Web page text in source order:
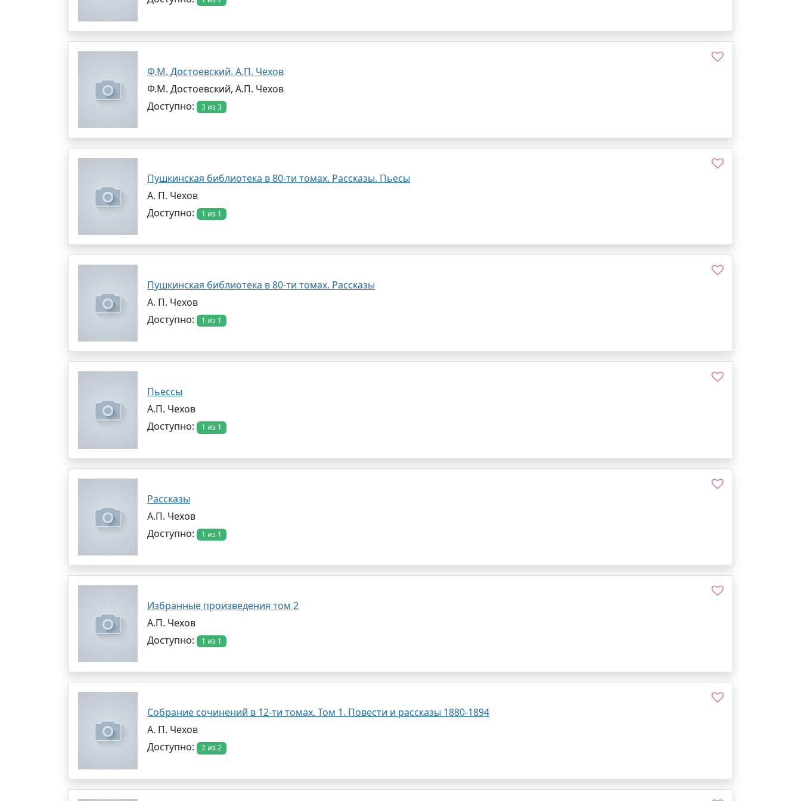
Ф.М. Достоевский. А.П. Чехов
Ф.М. Достоевский, А.П. Чехов
Доступно:
3 из 3
Пушкинская библиотека в 80-ти томах. Рассказы. Пьесы
А. П. Чехов
Доступно:
1 из 1
Пушкинская библиотека в 80-ти томах. Рассказы
А. П. Чехов
Доступно:
1 из 1
Пьессы
А.П. Чехов
Доступно:
1 из 1
Рассказы
А.П. Чехов
Доступно:
1 из 1
Избранные произведения том 2
А.П. Чехов
Доступно:
1 из 1
Собрание сочинений в 12-ти томах. Том 1. Повести и рассказы 1880-1894
А. П. Чехов
Доступно:
2 из 2